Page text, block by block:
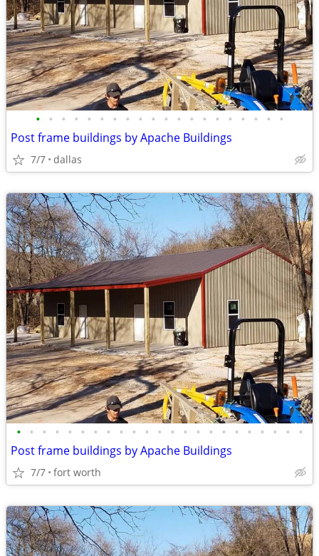
• • • • • • • • • • • • • • • • • • • •
Post frame buildings by Apache Buildings
7/7 dallas
• • • • • • • • • • • • • • • • • • • • • • •
Post frame buildings by Apache Buildings
7/7 fort worth